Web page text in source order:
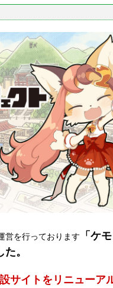
営を行っております
「ケ
。
サイトをリニューア